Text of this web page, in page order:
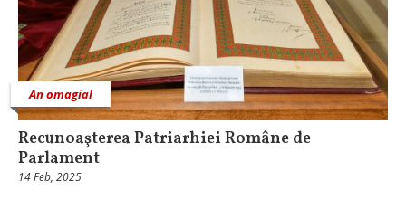
An omagial
Recunoaşterea Patriarhiei Române de
Parlament
14 Feb, 2025